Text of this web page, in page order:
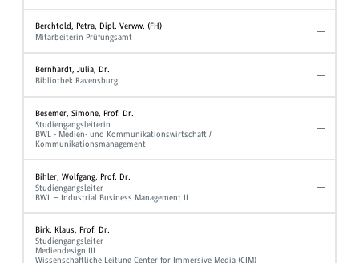
Berchtold, Petra, Dipl.-Verww. (FH)
Mitarbeiterin Prüfungsamt
Bernhardt, Julia, Dr.
Bibliothek Ravensburg
Besemer, Simone, Prof. Dr.
Studiengangsleiterin
BWL - Medien- und Kommunikationswirtschaft /
Kommunikationsmanagement
Bihler, Wolfgang, Prof. Dr.
Studiengangsleiter
BWL – Industrial Business Management II
Birk, Klaus, Prof. Dr.
Studiengangsleiter
Mediendesign III
Wissenschaftliche Leitung Center for Immersive Media (CIM)